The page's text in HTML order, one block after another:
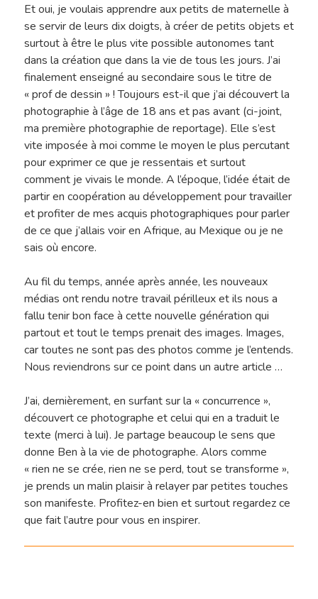
Hit enter to search or ESC to close
Et oui, je voulais apprendre aux petits de maternelle à
se servir de leurs dix doigts, à créer de petits objets et
surtout à être le plus vite possible autonomes tant
dans la création que dans la vie de tous les jours. J’ai
finalement enseigné au secondaire sous le titre de
« prof de dessin » ! Toujours est-il que j’ai découvert la
photographie à l’âge de 18 ans et pas avant (ci-joint,
ma première photographie de reportage). Elle s’est
vite imposée à moi comme le moyen le plus percutant
pour exprimer ce que je ressentais et surtout
comment je vivais le monde. A l’époque, l’idée était de
partir en coopération au développement pour travailler
et profiter de mes acquis photographiques pour parler
de ce que j’allais voir en Afrique, au Mexique ou je ne
sais où encore.
Au fil du temps, année après année, les nouveaux
médias ont rendu notre travail périlleux et ils nous a
fallu tenir bon face à cette nouvelle génération qui
partout et tout le temps prenait des images. Images,
car toutes ne sont pas des photos comme je l’entends.
Nous reviendrons sur ce point dans un autre article …
J’ai, dernièrement, en surfant sur la « concurrence »,
découvert ce photographe et celui qui en a traduit le
texte (merci à lui). Je partage beaucoup le sens que
donne Ben à la vie de photographe. Alors comme
« rien ne se crée, rien ne se perd, tout se transforme »,
je prends un malin plaisir à relayer par petites touches
son manifeste. Profitez-en bien et surtout regardez ce
que fait l’autre pour vous en inspirer.